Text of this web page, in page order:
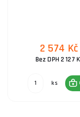
2 574 Kč
Bez DPH 2 127
ks